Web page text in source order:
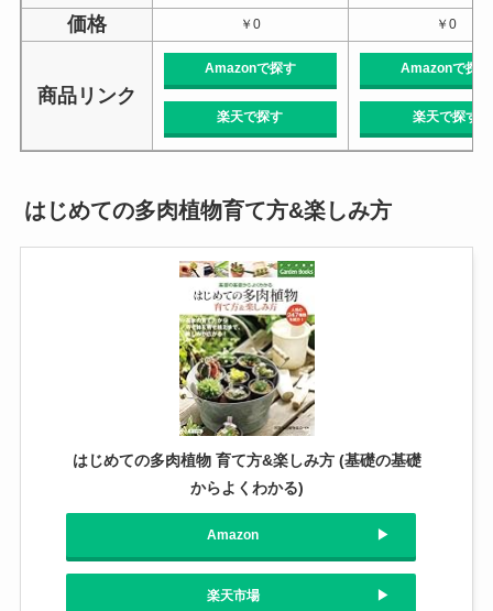
価格 ￥0 ￥0
商品リンク
Amazonで探す
楽天で探す
Amazonで探す
楽天で探す
はじめての多肉植物育て方&楽しみ方
はじめての多肉植物 育て方&楽しみ方 (基礎の基礎
からよくわかる)
Amazon
楽天市場